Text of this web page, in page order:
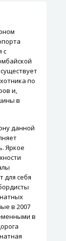
с
по
и,
в
данной
Яркое
для себя
в 2007
в